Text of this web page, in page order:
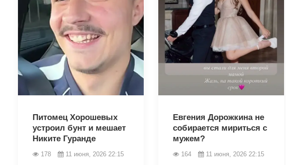
Питомец Хорошевых
устроил бунт и мешает
Никите Гуранде
178 11 июня, 2026 22:15
Евгения Дорожкина не
собирается мириться с
мужем?
164 11 июня, 2026 22:15